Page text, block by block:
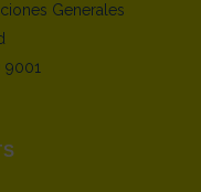
Generales
9001